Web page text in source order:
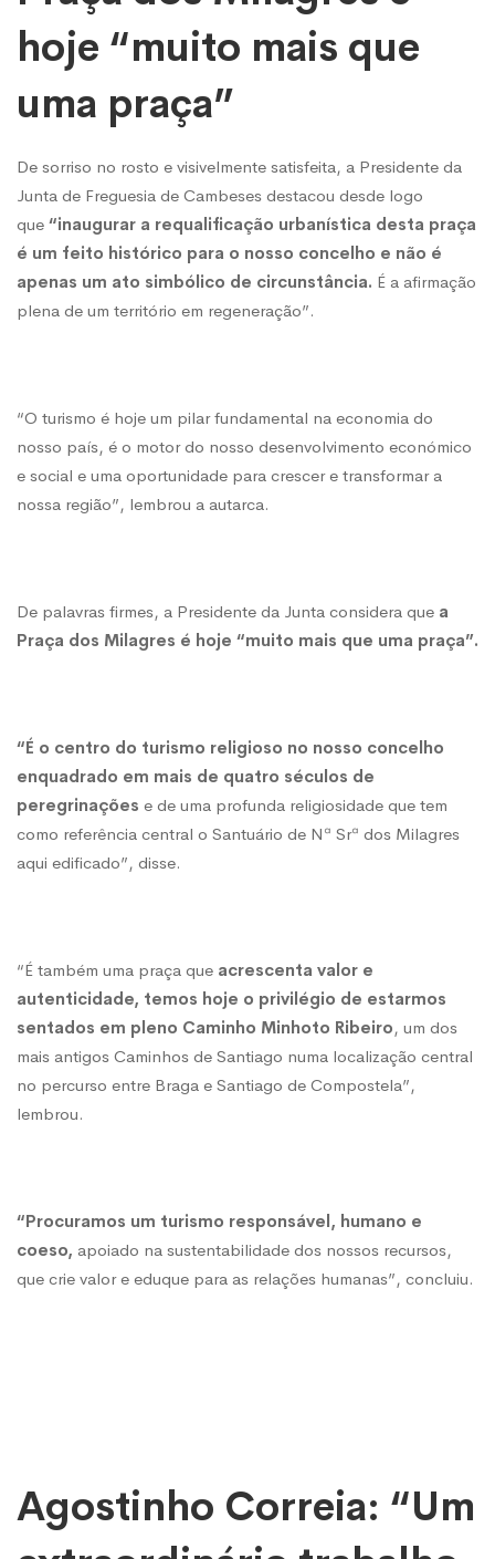
hoje “muito mais que
uma praça”
De sorriso no rosto e visivelmente satisfeita, a Presidente da
Junta de Freguesia de Cambeses destacou desde logo
que “inaugurar a requalificação urbanística desta praça
é um feito histórico para o nosso concelho e não é
apenas um ato simbólico de circunstância. É a afirmação
plena de um território em regeneração”.
“O turismo é hoje um pilar fundamental na economia do
nosso país, é o motor do nosso desenvolvimento económico
e social e uma oportunidade para crescer e transformar a
nossa região”, lembrou a autarca.
De palavras firmes, a Presidente da Junta considera que a
Praça dos Milagres é hoje “muito mais que uma praça”.
“É o centro do turismo religioso no nosso concelho
enquadrado em mais de quatro séculos de
peregrinações e de uma profunda religiosidade que tem
como referência central o Santuário de Nª Srª dos Milagres
aqui edificado”, disse.
“É também uma praça que acrescenta valor e
autenticidade, temos hoje o privilégio de estarmos
sentados em pleno Caminho Minhoto Ribeiro, um dos
mais antigos Caminhos de Santiago numa localização central
no percurso entre Braga e Santiago de Compostela”,
lembrou.
“Procuramos um turismo responsável, humano e
coeso, apoiado na sustentabilidade dos nossos recursos,
que crie valor e eduque para as relações humanas”, concluiu.
Agostinho Correia: “Um